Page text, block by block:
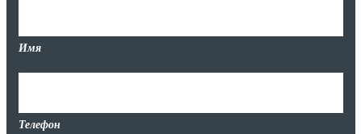
Имя
Телефон